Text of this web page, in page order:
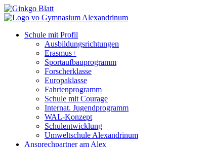
Schule mit Profil
Ausbildungsrichtungen
Erasmus+
Sportaufbauprogramm
Forscherklasse
Europaklasse
Fahrtenprogramm
Schule mit Courage
Internat. Jugendprogramm
WAL-Konzept
Schulentwicklung
Umweltschule Alexandrinum
Ansprechpartner am Alex